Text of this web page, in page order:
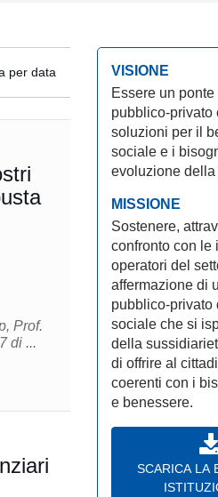
per data
Prof.
di ...
VISIONE
Essere un
pubblico-privato
soluzioni per il
sociale e i
evoluzione della
MISSIONE
Sostenere,
confronto con le
operatori del
affermazione di
pubblico-privato
sociale che si
della
di offrire al
coerenti con i
e benessere.
SCARICA LA